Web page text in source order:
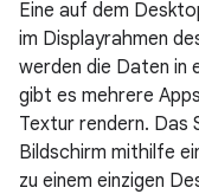
Eine auf dem
im Displayrahmen
werden die Daten in
gibt es mehrere
Textur rendern. Das
Bildschirm mithilfe
zu einem einzigen